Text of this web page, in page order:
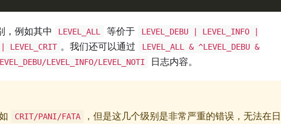
，例如其中 LEVEL_ALL 等价于
LEVEL_DEBU | LEVEL_INFO |
| LEVEL_CRIT 。我们还可以通过
LEVEL_ALL & ^LEVEL_DEBU &
LEVEL_INFO/LEVEL_NOTI 日志内容。
CRIT/PANI/FATA
，但是这几个级别是非常严重的错误，无法在日